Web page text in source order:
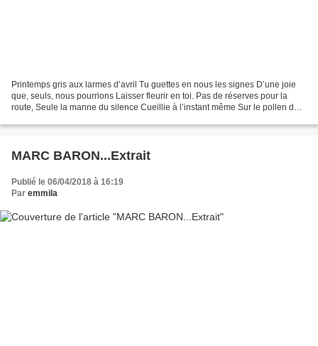
Printemps gris aux larmes d’avril Tu guettes en nous les signes D’une joie
que, seuls, nous pourrions Laisser fleurir en toi. Pas de réserves pour la
route, Seule la manne du silence Cueillie à l’instant même Sur le pollen des
MARC BARON...Extrait
Publié le 06/04/2018 à 16:19
Par emmila